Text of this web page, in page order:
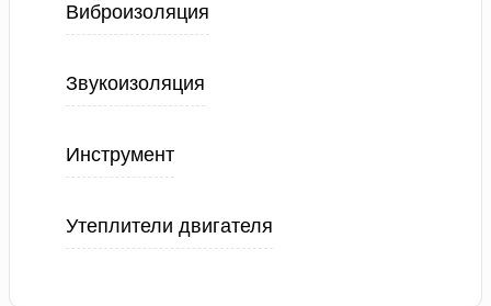
Виброизоляция
Звукоизоляция
Инструмент
Утеплители двигателя